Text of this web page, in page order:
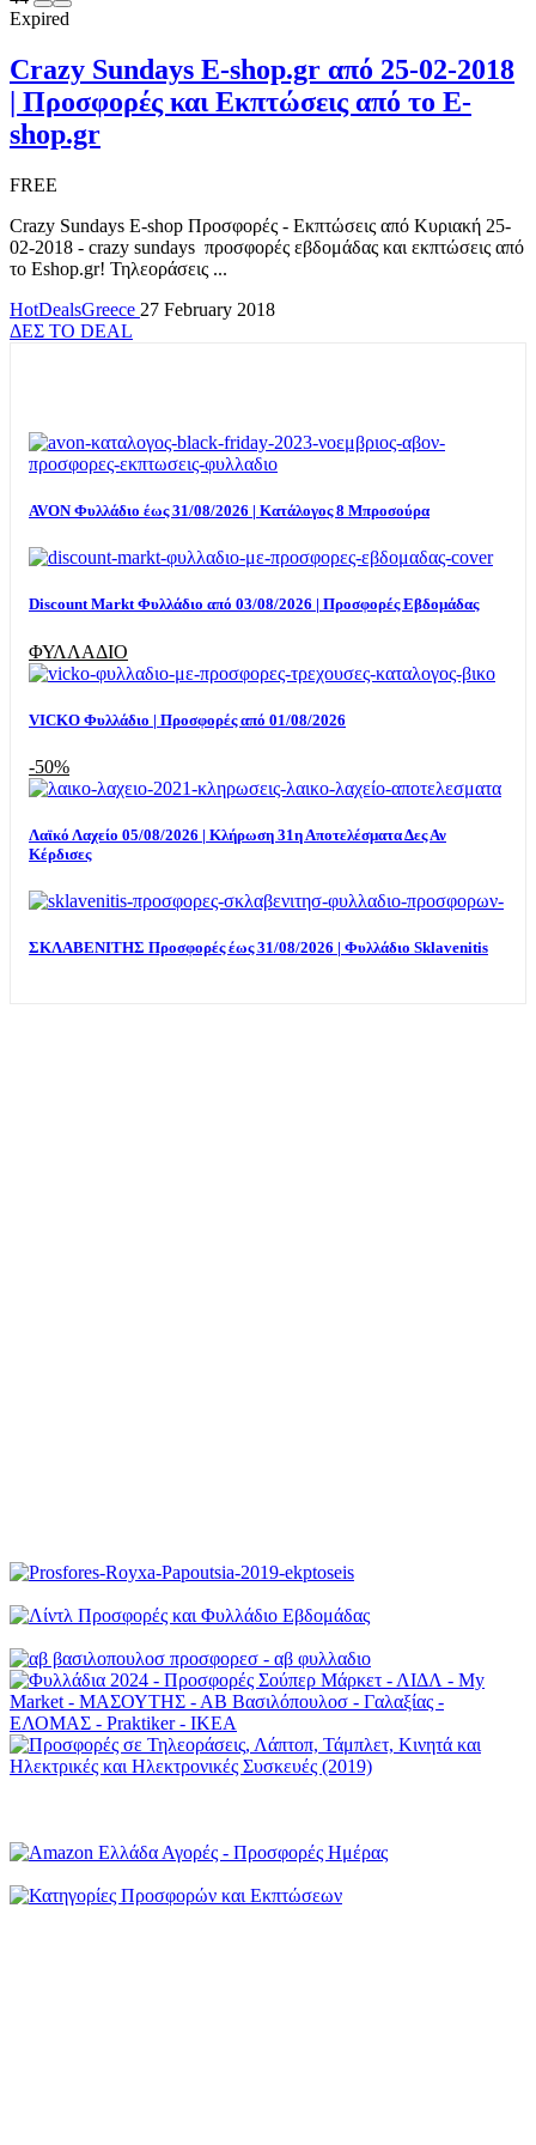
Expired
Crazy Sundays E-shop.gr από 25-02-2018
| Προσφορές και Εκπτώσεις από το E-
shop.gr
FREE
Crazy Sundays E-shop Προσφορές - Εκπτώσεις από Κυριακή 25-
02-2018 - crazy sundays προσφορές εβδομάδας και εκπτώσεις από
το Eshop.gr! Τηλεοράσεις ...
HotDealsGreece 27 February 2018
ΔΕΣ ΤΟ DEAL
AVON Φυλλάδιο έως 31/08/2026 | Κατάλογος 8 Μπροσούρα
Discount Markt Φυλλάδιο από 03/08/2026 | Προσφορές Εβδομάδας
ΦΥΛΛΑΔΙΟ
VICKO Φυλλάδιο | Προσφορές από 01/08/2026
-50%
Λαϊκό Λαχείο 05/08/2026 | Κλήρωση 31η Αποτελέσματα Δες Αν
Κέρδισες
ΣΚΛΑΒΕΝΙΤΗΣ Προσφορές έως 31/08/2026 | Φυλλάδιο Sklavenitis